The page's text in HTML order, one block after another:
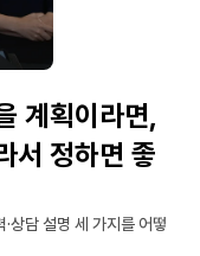
계획이라면,
서 정하면 좋
상담 설명 세 가지를 어떻